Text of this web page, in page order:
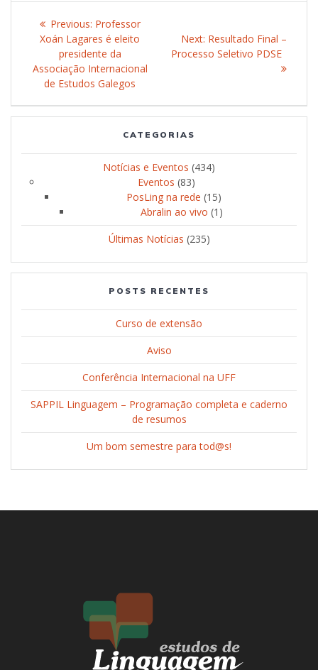
Post
navigation
Previous: Previous
post:
Professor
Xoán Lagares é eleito
presidente da
Associação Internacional
de Estudos Galegos
Next: Next
post:
Resultado Final –
Processo Seletivo PDSE
CATEGORIAS
Notícias e Eventos (434)
Eventos (83)
PosLing na rede (15)
Abralin ao vivo (1)
Últimas Notícias (235)
POSTS RECENTES
Curso de extensão
Aviso
Conferência Internacional na UFF
SAPPIL Linguagem – Programação completa e caderno
de resumos
Um bom semestre para tod@s!